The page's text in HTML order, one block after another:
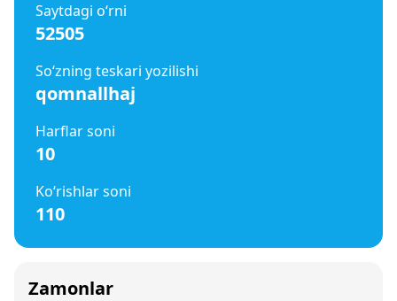
Saytdagi o‘rni
52505
So‘zning teskari yozilishi
qomnallhaj
Harflar soni
10
Ko‘rishlar soni
110
Zamonlar